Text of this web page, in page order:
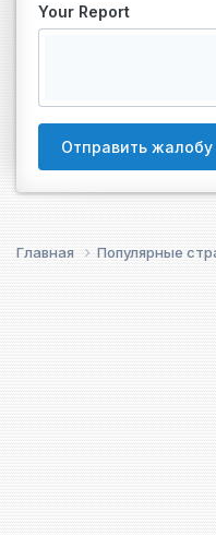
Your Report
Отправить жалобу
Главная Популярные